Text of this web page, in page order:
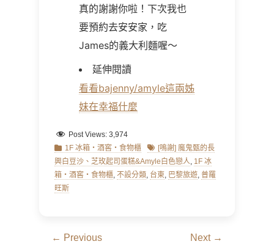
真的謝謝你啦！下次我也
要預約去安安家，吃
James的義大利麵喔～
延伸閱讀
看看bajenny/amyle這兩姊
妹在幸福什麼
Post Views: 3,974
Categories
1F 冰箱‧酒窖‧食物櫃 Tags[鳴謝] 魔鬼甄的長
興白豆沙、芝玫起司蛋糕&Amyle白色戀人, 1F 冰
箱‧酒窖‧食物櫃, 不設分類, 台東, 巴黎旅遊, 普羅
旺斯
文
← Previous
Next →